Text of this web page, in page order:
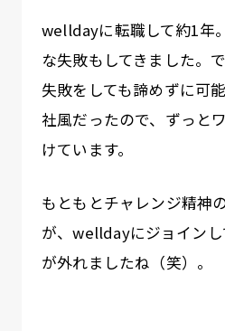
welldayに転職して約1年
な失敗もしてきました。
失敗をしても諦めずに可
社風だったので、ずっと
けています。
もともとチャレンジ精神
が、welldayにジョイン
が外れましたね（笑）。